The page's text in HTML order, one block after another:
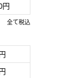
円
全て税込